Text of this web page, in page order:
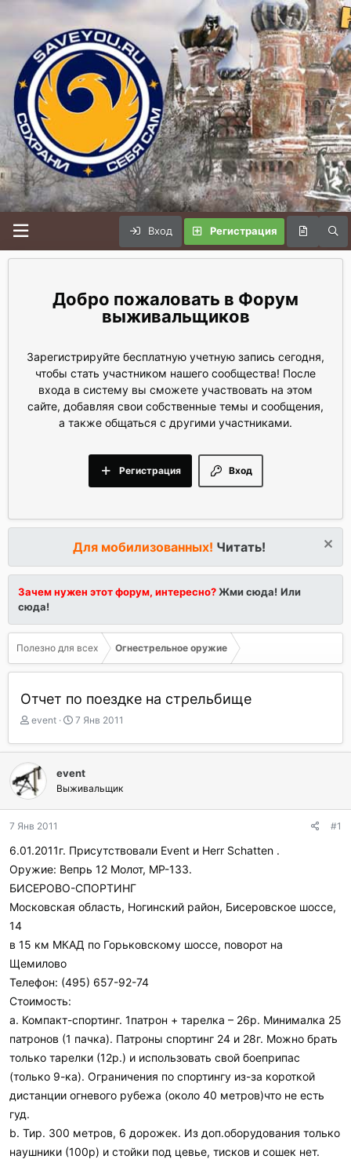
Вход Регистрация
Форум
выживальщиков
Зарегистрируйте бесплатную учетную запись сегодня,
чтобы стать участником нашего сообщества! После
входа в систему вы сможете участвовать на этом
сайте, добавляя свои собственные темы и сообщения,
а также общаться с другими участниками.
Вход
Регистрация
Для мобилизованных! Читать!
Зачем нужен этот форум, интересно?Жми сюда! Или
сюда!
Полезно для всех Огнестрельное оружие
Отчет по поездке на стрельбище
А
т
о
р
т
ы
event
Д
т
н
а
а
7 Янв 2011
event
Выживальщик
7 Янв 2011 #1
6.01.2011г. Присутствовали Event и Herr Schatten .
Оружие: Вепрь 12 Молот, МР-133.
БИСЕРОВО-СПОРТИНГ
Московская область, Ногинский район, Бисеровское шоссе,
14
в 15 км МКАД по Горьковскому шоссе, поворот на
Щемилово
Телефон: (495) 657-92-74
Стоимость:
a. Компакт-спортинг. 1патрон + тарелка – 26р. Минималка 25
патронов (1 пачка). Патроны спортинг 24 и 28г. Можно брать
только тарелки (12р.) и использовать свой боеприпас
(только 9-ка). Ограничения по спортингу из-за короткой
дистанции огневого рубежа (около 40 метров)что не есть
гуд.
b. Тир. 300 метров, 6 дорожек. Из доп.оборудования только
наушники (100р) и стойки под цевье, тисков и сошек нет.